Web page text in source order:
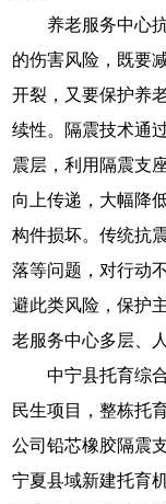
养老服务中心
的伤害风险，既要
开裂，又要保护养
续性。隔震技术通
震层，利用隔震支
向上传递，大幅降
构件损坏。传统抗
落等问题，对行动
避此类风险，保护
老服务中心多层、
中宁县托育综
民生项目，整栋托
公司铅芯橡胶隔震
宁夏县域新建托育